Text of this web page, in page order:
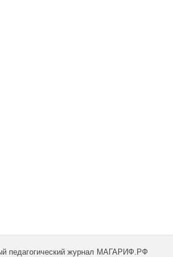
педагогический журнал МАГАРИФ.РФ